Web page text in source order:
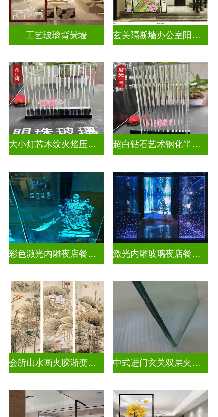
工艺玻璃背景墙 玄关隔断墙办公室阳台挡门山水画背景墙玻璃
大小灯芯木纹火焰压花玻璃 超白钻石艺术钢化半透明压花玻璃
彩色激光内雕夜店餐厅装饰 激光内雕玻璃夜店餐厅装饰
会所山水画夹胶渐变玻璃 中式进门玄关双层夹娟玻璃